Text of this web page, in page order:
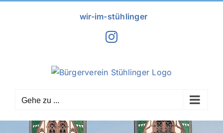
wir-im-stühlinger
Instagram
Gehe zu ...